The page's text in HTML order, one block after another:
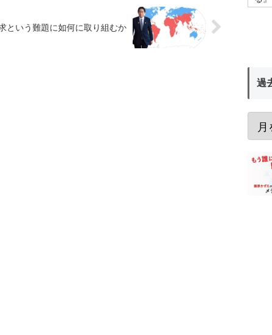
という難題に如何に取り組むか
過